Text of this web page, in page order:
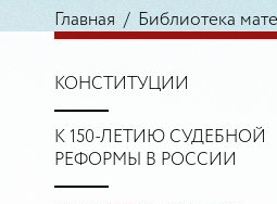
Главная / Библиотека
КОНСТИТУЦИИ
К 150-ЛЕТИЮ СУДЕБНОЙ
РЕФОРМЫ В РОССИИ